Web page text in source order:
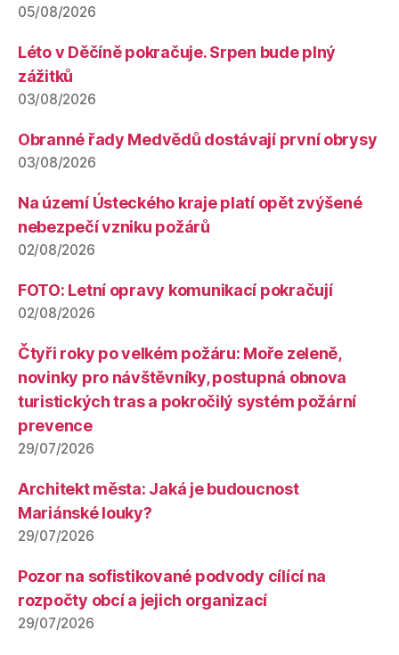
05/08/2026
Léto v Děčíně pokračuje. Srpen bude plný
zážitků
03/08/2026
Obranné řady Medvědů dostávají první obrysy
03/08/2026
Na území Ústeckého kraje platí opět zvýšené
nebezpečí vzniku požárů
02/08/2026
FOTO: Letní opravy komunikací pokračují
02/08/2026
Čtyři roky po velkém požáru: Moře zeleně,
novinky pro návštěvníky, postupná obnova
turistických tras a pokročilý systém požární
prevence
29/07/2026
Architekt města: Jaká je budoucnost
Mariánské louky?
29/07/2026
Pozor na sofistikované podvody cílící na
rozpočty obcí a jejich organizací
29/07/2026